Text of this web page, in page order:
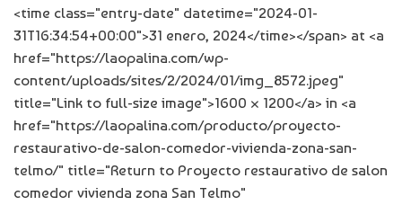
<time class="entry-date" datetime="2024-01-
31T16:34:54+00:00">31 enero, 2024</time></span> at <a
href="https://laopalina.com/wp-
content/uploads/sites/2/2024/01/img_8572.jpeg"
title="Link to full-size image">1600 × 1200</a> in <a
href="https://laopalina.com/producto/proyecto-
restaurativo-de-salon-comedor-vivienda-zona-san-
telmo/" title="Return to Proyecto restaurativo de salon
comedor vivienda zona San Telmo"